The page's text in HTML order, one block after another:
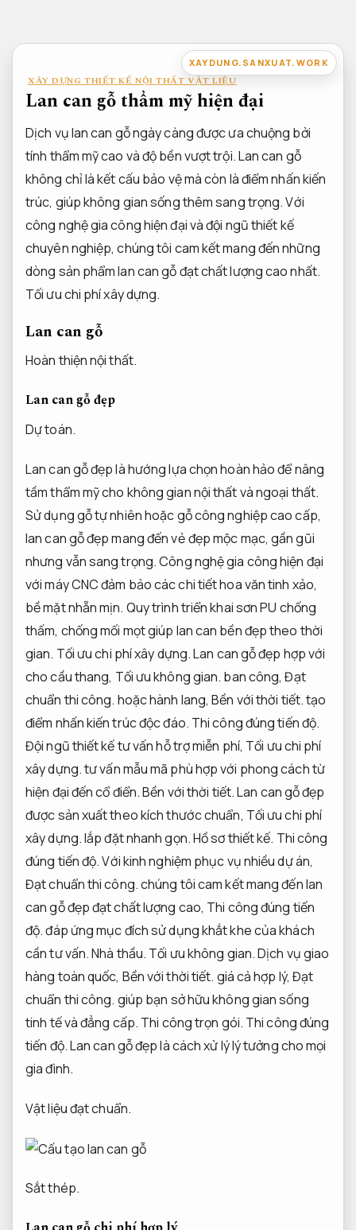
nội
dung
XAYDUNG.SANXUAT.WORK
XÂY DỰNG THIẾT KẾ NỘI THẤT VẬT LIỆU
Lan can gỗ thẩm mỹ hiện đại
Dịch vụ lan can gỗ ngày càng được ưa chuộng bởi
tính thẩm mỹ cao và độ bền vượt trội. Lan can gỗ
không chỉ là kết cấu bảo vệ mà còn là điểm nhấn kiến
trúc, giúp không gian sống thêm sang trọng. Với
công nghệ gia công hiện đại và đội ngũ thiết kế
chuyên nghiệp, chúng tôi cam kết mang đến những
dòng sản phẩm lan can gỗ đạt chất lượng cao nhất.
Tối ưu chi phí xây dựng.
Lan can gỗ
Hoàn thiện nội thất.
Lan can gỗ đẹp
Dự toán.
Lan can gỗ đẹp là hướng lựa chọn hoàn hảo để nâng
tầm thẩm mỹ cho không gian nội thất và ngoại thất.
Sử dụng gỗ tự nhiên hoặc gỗ công nghiệp cao cấp,
lan can gỗ đẹp mang đến vẻ đẹp mộc mạc, gần gũi
nhưng vẫn sang trọng. Công nghệ gia công hiện đại
với máy CNC đảm bảo các chi tiết hoa văn tinh xảo,
bề mặt nhẵn mịn. Quy trình triển khai sơn PU chống
thấm, chống mối mọt giúp lan can bền đẹp theo thời
gian. Tối ưu chi phí xây dựng.Lan can gỗ đẹp hợp với
cho cầu thang, Tối ưu không gian. ban công,Đạt
chuẩn thi công. hoặc hành lang,Bền với thời tiết.tạo
điểm nhấn kiến trúc độc đáo. Thi công đúng tiến độ.
Đội ngũ thiết kế tư vấn hỗ trợ miễn phí, Tối ưu chi phí
xây dựng.tư vấn mẫu mã phù hợp với phong cách từ
hiện đại đến cổ điển.Bền với thời tiết.Lan can gỗ đẹp
được sản xuất theo kích thước chuẩn, Tối ưu chi phí
xây dựng.lắp đặt nhanh gọn.Hồ sơ thiết kế. Thi công
đúng tiến độ.Với kinh nghiệm phục vụ nhiều dự án,
Đạt chuẩn thi công.chúng tôi cam kết mang đến lan
can gỗ đẹp đạt chất lượng cao, Thi công đúng tiến
độ.đáp ứng mục đích sử dụng khắt khe của khách
cần tư vấn.Nhà thầu. Tối ưu không gian.Dịch vụ giao
hàng toàn quốc, Bền với thời tiết. giá cả hợp lý,Đạt
chuẩn thi công. giúp bạn sở hữu không gian sống
tinh tế và đẳng cấp. Thi công trọn gói. Thi công đúng
tiến độ.Lan can gỗ đẹp là cách xử lý lý tưởng cho mọi
gia đình.
Vật liệu đạt chuẩn.
Sắt thép.